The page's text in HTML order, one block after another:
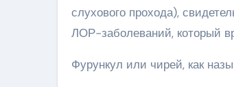
слухового прохода),
ЛОР-заболеваний, который
Фурункул или чирей, как